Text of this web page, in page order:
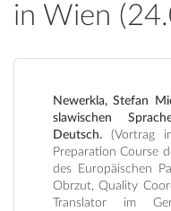
in Wien
Newerkla, Stefan
slawischen
Deutsch. (Vortrag im Rahmen des EU-Presidency
Preparation Course
des Europäischen
Obrzut, Quality
Translator im